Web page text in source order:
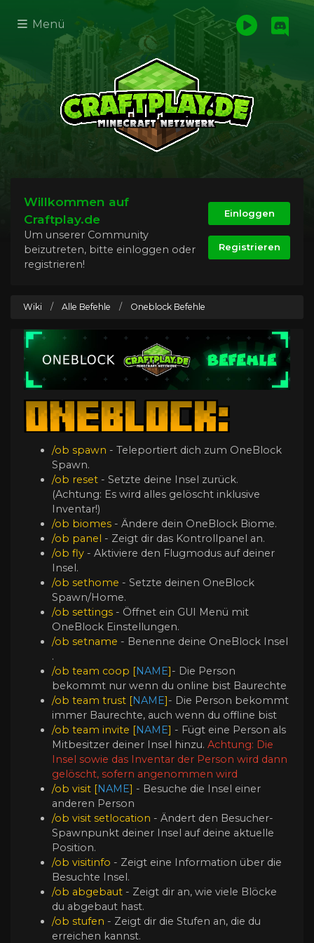
Menü
Willkommen auf
Craftplay.de
Um unserer Community
beizutreten, bitte einloggen oder
registrieren!
Einloggen
Registrieren
Wiki / Alle Befehle / Oneblock Befehle
/ob spawn - Teleportiert dich zum OneBlock
Spawn.
/ob reset - Setzte deine Insel zurück.
(Achtung: Es wird alles gelöscht inklusive
Inventar!)
/ob biomes - Ändere dein OneBlock Biome.
/ob panel - Zeigt dir das Kontrollpanel an.
/ob fly - Aktiviere den Flugmodus auf deiner
Insel.
/ob sethome - Setzte deinen OneBlock
Spawn/Home.
/ob settings - Öffnet ein GUI Menü mit
OneBlock Einstellungen.
/ob setname - Benenne deine OneBlock Insel
.
/ob team coop [NAME]- Die Person
bekommt nur wenn du online bist Baurechte
/ob team trust [NAME]- Die Person bekommt
immer Baurechte, auch wenn du offline bist
/ob team invite [NAME] - Fügt eine Person als
Mitbesitzer deiner Insel hinzu. Achtung: Die
Insel sowie das Inventar der Person wird dann
gelöscht, sofern angenommen wird
/ob visit [NAME] - Besuche die Insel einer
anderen Person
/ob visit setlocation - Ändert den Besucher-
Spawnpunkt deiner Insel auf deine aktuelle
Position.
/ob visitinfo - Zeigt eine Information über die
Besuchte Insel.
/ob abgebaut - Zeigt dir an, wie viele Blöcke
du abgebaut hast.
/ob stufen - Zeigt dir die Stufen an, die du
erreichen kannst.